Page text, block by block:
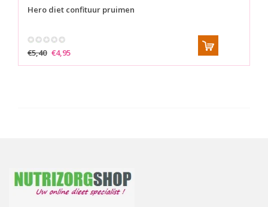
Hero diet confituur pruimen
€5,40 €4,95